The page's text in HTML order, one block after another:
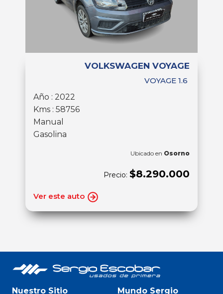
VOLKSWAGEN VOYAGE
VOYAGE 1.6
Año : 2022
Kms : 58756
Manual
Gasolina
Ubicado en Osorno
Precio: $8.290.000
Ver este auto
Nuestro Sitio Mundo Sergio